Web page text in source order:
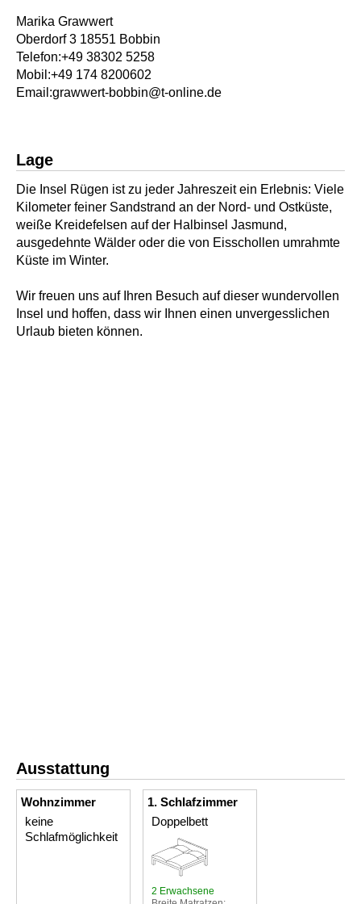
Marika Grawwert
Oberdorf 3 18551 Bobbin
Telefon:+49 38302 5258
Mobil:+49 174 8200602
Email:grawwert-bobbin@t-online.de
Lage
Die Insel Rügen ist zu jeder Jahreszeit ein Erlebnis: Viele
Kilometer feiner Sandstrand an der Nord- und Ostküste,
weiße Kreidefelsen auf der Halbinsel Jasmund,
ausgedehnte Wälder oder die von Eisschollen umrahmte
Küste im Winter.
Wir freuen uns auf Ihren Besuch auf dieser wundervollen
Insel und hoffen, dass wir Ihnen einen unvergesslichen
Urlaub bieten können.
Ausstattung
Wohnzimmer
keine
Schlafmöglichkeit
1. Schlafzimmer
Doppelbett
2 Erwachsene